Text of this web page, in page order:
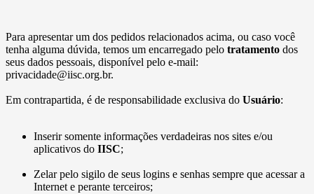
Para apresentar um dos pedidos relacionados acima, ou caso você
tenha alguma dúvida, temos um encarregado pelo tratamento dos
seus dados pessoais, disponível pelo e-mail:
privacidade@iisc.org.br.
Em contrapartida, é de responsabilidade exclusiva do Usuário:
Inserir somente informações verdadeiras nos sites e/ou
aplicativos do IISC;
Zelar pelo sigilo de seus logins e senhas sempre que acessar a
Internet e perante terceiros;